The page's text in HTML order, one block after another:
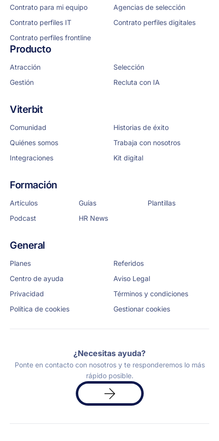
Contrato para mi equipo
Agencias de selección
Contrato perfiles IT
Contrato perfiles digitales
Contrato perfiles frontline
Producto
Atracción
Selección
Gestión
Recluta con IA
Viterbit
Comunidad
Historias de éxito
Quiénes somos
Trabaja con nosotros
Integraciones
Kit digital
Formación
Artículos Guías
Plantillas
Podcast
HR News
General
Planes
Referidos
Centro de ayuda
Aviso Legal
Privacidad
Términos y condiciones
Política de cookies
Gestionar cookies
¿Necesitas ayuda?
Ponte en contacto con nosotros y te responderemos lo más
rápido posible.
Solicita
una
demo